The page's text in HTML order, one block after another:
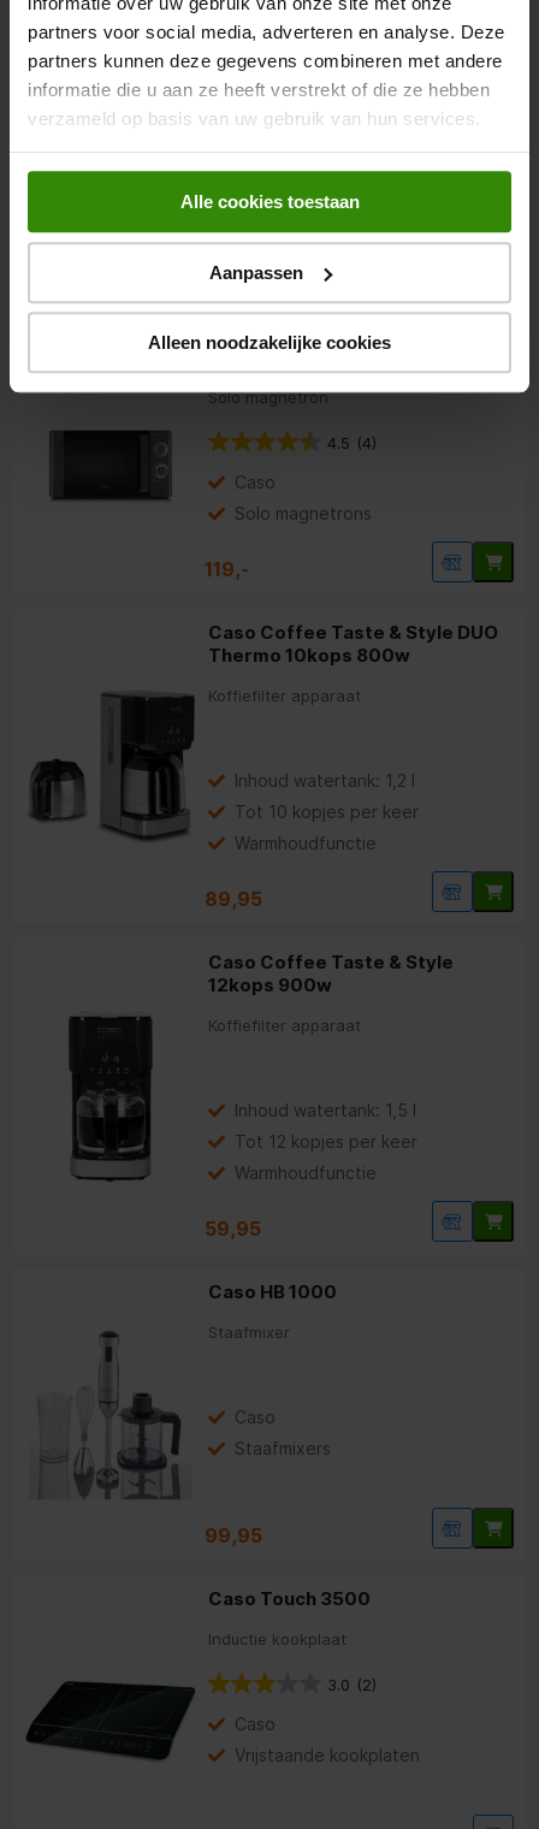
partners voor social media, adverteren en analyse. Deze
partners kunnen deze gegevens combineren met andere
informatie die u aan ze heeft verstrekt of die ze hebben
verzameld op basis van uw gebruik van hun services.
Alle cookies toestaan
Aanpassen
Alleen noodzakelijke cookies
Caso CHOP&GO
Hakmolen
Caso
Hakmolens
Caso M20
Solo magnetron
4.5 (4)
Caso
Solo magnetrons
119,-
Caso Coffee Taste & Style DUO
Thermo 10kops 800w
Koffiefilter apparaat
Inhoud watertank: 1,2 l
Tot 10 kopjes per keer
Warmhoudfunctie
89,95
Caso Coffee Taste & Style
12kops 900w
Koffiefilter apparaat
Inhoud watertank: 1,5 l
Tot 12 kopjes per keer
Warmhoudfunctie
59,95
Caso HB 1000
Staafmixer
Caso
Staafmixers
99,95
Caso Touch 3500
Inductie kookplaat
3.0 (2)
Caso
Vrijstaande kookplaten